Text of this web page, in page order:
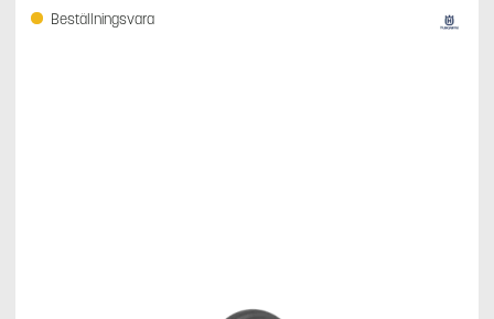
Beställningsvara